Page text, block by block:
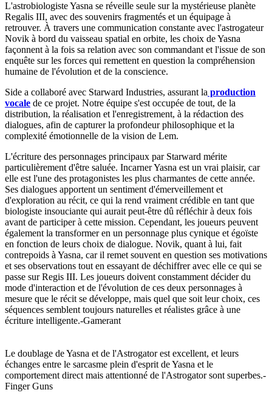
L'astrobiologiste Yasna se réveille seule sur la mystérieuse planète
Regalis III, avec des souvenirs fragmentés et un équipage à
retrouver. À travers une communication constante avec l'astrogateur
Novik à bord du vaisseau spatial en orbite, les choix de Yasna
façonnent à la fois sa relation avec son commandant et l'issue de son
enquête sur les forces qui remettent en question la compréhension
humaine de l'évolution et de la conscience.
Side a collaboré avec Starward Industries, assurant la production
vocale de ce projet. Notre équipe s'est occupée de tout, de la
distribution, la réalisation et l'enregistrement, à la rédaction des
dialogues, afin de capturer la profondeur philosophique et la
complexité émotionnelle de la vision de Lem.
L'écriture des personnages principaux par Starward mérite
particulièrement d'être saluée. Incarner Yasna est un vrai plaisir, car
elle est l'une des protagonistes les plus charmantes de cette année.
Ses dialogues apportent un sentiment d'émerveillement et
d'exploration au récit, ce qui la rend vraiment crédible en tant que
biologiste insouciante qui aurait peut-être dû réfléchir à deux fois
avant de participer à cette mission. Cependant, les joueurs peuvent
également la transformer en un personnage plus cynique et égoïste
en fonction de leurs choix de dialogue. Novik, quant à lui, fait
contrepoids à Yasna, car il remet souvent en question ses motivations
et ses observations tout en essayant de déchiffrer avec elle ce qui se
passe sur Regis III. Les joueurs doivent constamment décider du
mode d'interaction et de l'évolution de ces deux personnages à
mesure que le récit se développe, mais quel que soit leur choix, ces
séquences semblent toujours naturelles et réalistes grâce à une
écriture intelligente.-Gamerant
Le doublage de Yasna et de l'Astrogator est excellent, et leurs
échanges entre le sarcasme plein d'esprit de Yasna et le
comportement direct mais attentionné de l'Astrogator sont superbes.-
Finger Guns